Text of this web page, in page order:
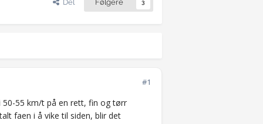
Del Følgere 3
#1
50-55 km/t på en rett, fin og tørr
faen i å vike til siden, blir det